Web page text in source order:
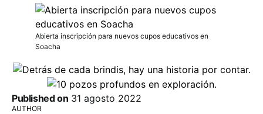
Abierta inscripción para nuevos cupos educativos en
Soacha
Published on 31 agosto 2022
AUTHOR